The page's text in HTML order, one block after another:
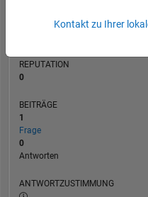
REPUTATION
0
BEITRÄGE
1
Frage
0
Antworten
ANTWORTZUSTIMMUNG
Kontakt zu Ihrer